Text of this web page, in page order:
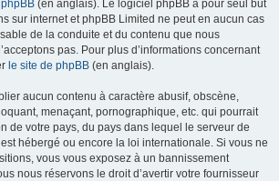
(en anglais). Le logiciel phpBB a pour seul but
sur internet et phpBB Limited ne peut en aucun cas
de la conduite et du contenu que nous
pas. Pour plus d’informations concernant
le site de phpBB (en anglais).
aucun contenu à caractère abusif, obscène,
menaçant, pornographique, etc. qui pourrait
de votre pays, du pays dans lequel le serveur de
hébergé ou encore la loi internationale. Si vous ne
vous vous exposez à un bannissement
nous réservons le droit d’avertir votre fournisseur